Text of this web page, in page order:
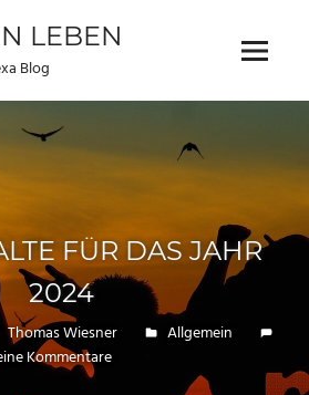
LEBEN
Blog Menu
FÜR DAS JAHR
2024
Thomas Wiesner
Allgemein
Kommentare